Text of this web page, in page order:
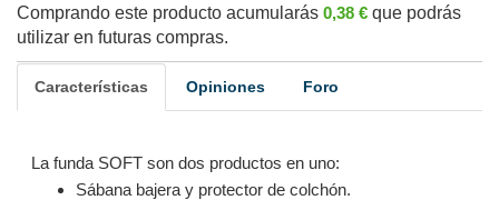
Comprando este producto acumularás 0,38 € que podrás
utilizar en futuras compras.
Características Opiniones Foro
La funda SOFT son dos productos en uno:
Sábana bajera y protector de colchón.